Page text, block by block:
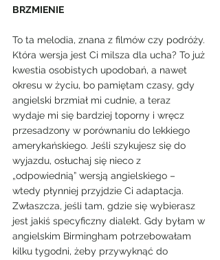
BRZMIENIE
To ta melodia, znana z filmów czy podróży.
Która wersja jest Ci milsza dla ucha? To już
kwestia osobistych upodobań, a nawet
okresu w życiu, bo pamiętam czasy, gdy
angielski brzmiał mi cudnie, a teraz
wydaje mi się bardziej toporny i wręcz
przesadzony w porównaniu do lekkiego
amerykańskiego. Jeśli szykujesz się do
wyjazdu, osłuchaj się nieco z
„odpowiednią” wersją angielskiego –
wtedy płynniej przyjdzie Ci adaptacja.
Zwłaszcza, jeśli tam, gdzie się wybierasz
jest jakiś specyficzny dialekt. Gdy byłam w
angielskim Birmingham potrzebowałam
kilku tygodni, żeby przywyknąć do